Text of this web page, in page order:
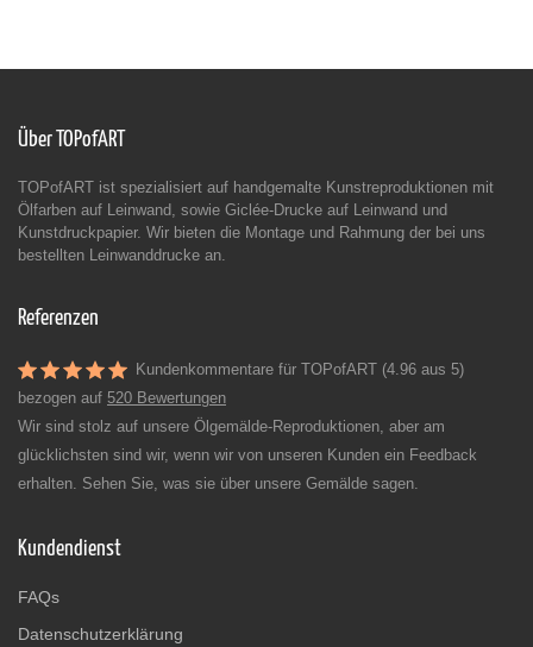
Über TOPofART
TOPofART ist spezialisiert auf handgemalte Kunstreproduktionen mit
Ölfarben auf Leinwand, sowie Giclée-Drucke auf Leinwand und
Kunstdruckpapier. Wir bieten die Montage und Rahmung der bei uns
bestellten Leinwanddrucke an.
Referenzen
Kundenkommentare für TOPofART (4.96 aus 5)
bezogen auf 520 Bewertungen
Wir sind stolz auf unsere Ölgemälde-Reproduktionen, aber am
glücklichsten sind wir, wenn wir von unseren Kunden ein Feedback
erhalten. Sehen Sie, was sie über unsere Gemälde sagen.
Kundendienst
FAQs
Datenschutzerklärung